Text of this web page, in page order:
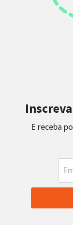
E receba